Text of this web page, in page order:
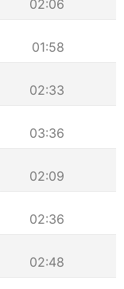
02:06
01:58
02:33
03:36
02:09
02:36
02:48